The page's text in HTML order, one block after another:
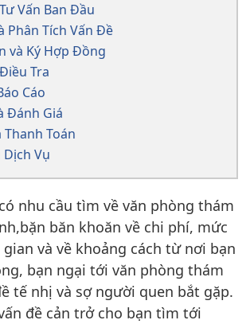
Vấn Ban Đầu
Phân Tích Vấn Đề
và Ký Hợp Đồng
Tra
Cáo
Đánh Giá
Thanh Toán
Dịch Vụ
nhu cầu tìm về văn phòng thám
băn khoăn về chi phí, mức
và về khoảng cách từ nơi bạn
bạn ngại tới văn phòng thám
tế nhị và sợ người quen bắt gặp.
đề cản trở cho bạn tìm tới